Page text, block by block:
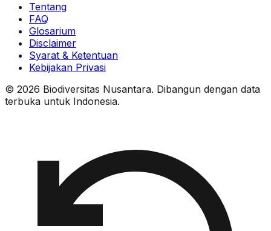
Tentang
FAQ
Glosarium
Disclaimer
Syarat & Ketentuan
Kebijakan Privasi
© 2026 Biodiversitas Nusantara. Dibangun dengan data
terbuka untuk Indonesia.